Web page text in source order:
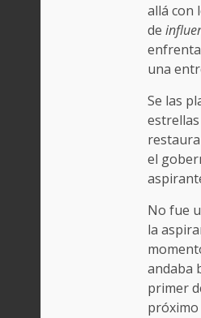
allá con
de
una
Se las
el
No fue
la
andaba
primer
próximo